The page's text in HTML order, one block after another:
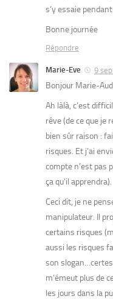
s’y essaie
Bonne journée
Répondre
Marie-Eve 9
Bonjour Marie-
Ah làlà, c’est
rêve (de ce que je
bien sûr raison :
risques. Et j’ai
compte n’est pas
ça qu’il apprendra).
Ceci dit, je ne
manipulateur. Il
certains risques
aussi les risques
son
m’émeut plus de
les jours dans la